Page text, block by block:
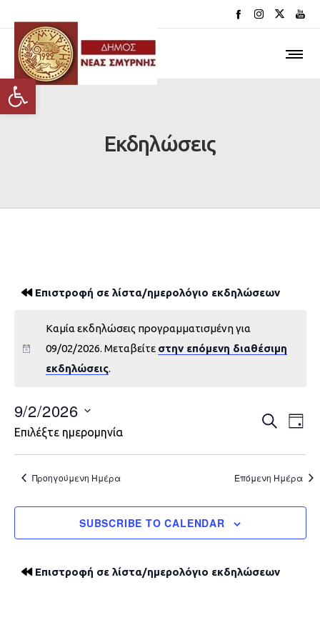
Ανοίξτε τη γραμμή εργαλείων
Εκδηλώσεις
Επιστροφή σε λίστα/ημερολόγιο εκδηλώσεων
Καμία εκδηλώσεις προγραμματισμένη για
09/02/2026. Μεταβείτε στην επόμενη διαθέσιμη
εκδηλώσεις.
Search
and
Views
DAY
9/2/2026
Επιλέξτε ημερομηνία
Προηγούμενη Ημέρα Επόμενη Ημέρα
SUBSCRIBE TO CALENDAR
Επιστροφή σε λίστα/ημερολόγιο εκδηλώσεων